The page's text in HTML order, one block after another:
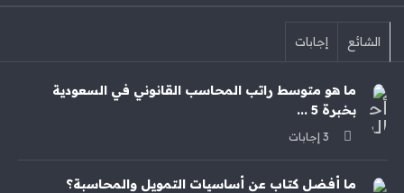
الشائع إجابات
ما هو متوسط راتب المحاسب القانوني في السعودية
بخبرة 5 ...
‫3 إجابات
ما أفضل كتاب عن أساسيات التمويل والمحاسبة؟